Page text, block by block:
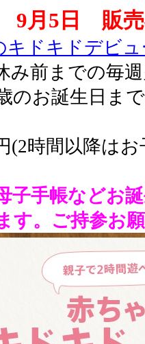
9月5日 販
キドキドデビ
み前までの毎
のお誕生日ま
時間以降は
子手帳などお
す。ご持参お